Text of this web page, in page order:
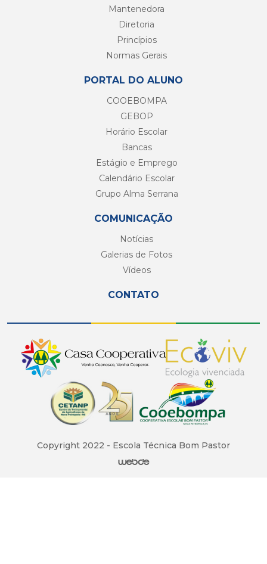
Mantenedora
Diretoria
Princípios
Normas Gerais
PORTAL DO ALUNO
COOEBOMPA
GEBOP
Horário Escolar
Bancas
Estágio e Emprego
Calendário Escolar
Grupo Alma Serrana
COMUNICAÇÃO
Notícias
Galerias de Fotos
Vídeos
CONTATO
Copyright 2022 - Escola Técnica Bom Pastor